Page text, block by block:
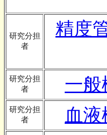
研究分担
者
精度
研究分担
者
一般
研究分担
者
血